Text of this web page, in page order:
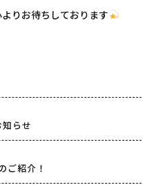
りお待ちしております
らせ
ご紹介！